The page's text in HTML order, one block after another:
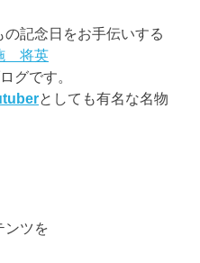
記念日をお手伝いする
将英
グです。
としても有名な名物
ンツを